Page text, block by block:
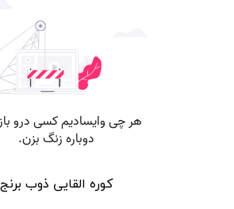
کوره القایی ذوب برنج